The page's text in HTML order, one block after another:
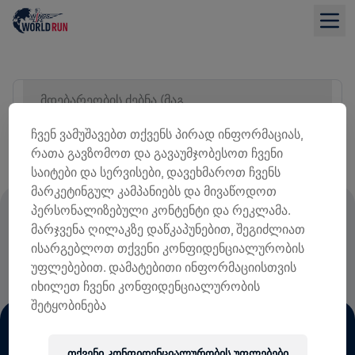
მდებარეობის ძებნა (მაგ. ქალაქი)
ᲡᲘᲘᲡ ᲜᲐᲮᲕᲐ
ᲡᲐᲠᲔᲒᲘᲡᲢᲠᲐᲪᲘᲝ ᲗᲐᲜᲮᲘᲡ 100% ᲖᲣᲠᲒᲘᲡ
ᲢᲕᲘᲜᲘᲡ ᲓᲐᲖᲘᲐᲜᲔᲑᲘᲡ ᲙᲕᲚᲔᲕᲐᲡ
ᲛᲝᲮᲛᲐᲠᲓᲔᲑᲐ
ჩვენ ვამუშავებთ თქვენს პირად ინფორმაციას,
რათა გავზომოთ და გავაუმჯობესოთ ჩვენი
საიტები და სერვისები, დავეხმაროთ ჩვენს
მარკეტინგულ კამპანიებს და მივაწოდოთ
პერსონალიზებული კონტენტი და რეკლამა.
მარჯვენა ღილაკზე დაწკაპუნებით, შეგიძლიათ
ისარგებლოთ თქვენი კონფიდენციალურობის
უფლებებით. დამატებითი ინფორმაციისთვის
იხილეთ ჩვენი კონფიდენციალურობის
შეტყობინება